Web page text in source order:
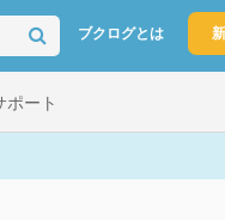
ブクログとは
ポート